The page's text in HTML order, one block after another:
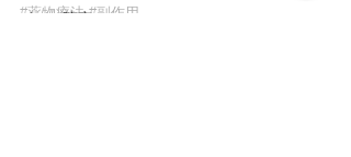
ゲーム障害
#薬物療法 #副作用